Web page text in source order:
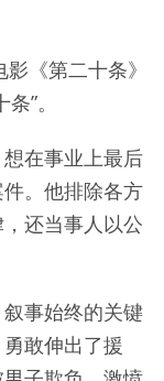
《第二十条》
”。
在事业上最后
。他排除各方
还当事人以公
事始终的关键
敢伸出了援